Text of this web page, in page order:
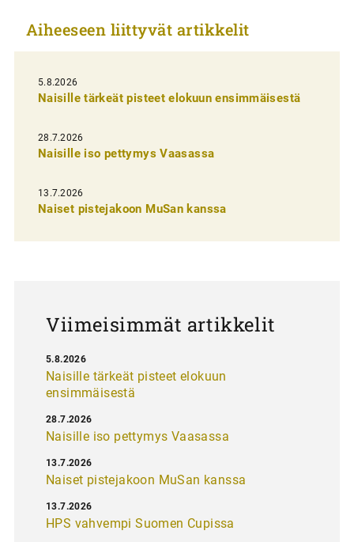
k
e
l
i
e
n
e
Aiheeseen liittyvät artikkelit
5.8.2026
Naisille tärkeät pisteet elokuun ensimmäisestä
28.7.2026
Naisille iso pettymys Vaasassa
13.7.2026
Naiset pistejakoon MuSan kanssa
Viimeisimmät artikkelit
Naisille tärkeät pisteet elokuun
ensimmäisestä
5.8.2026
Naisille iso pettymys Vaasassa
28.7.2026
Naiset pistejakoon MuSan kanssa
13.7.2026
HPS vahvempi Suomen Cupissa
13.7.2026